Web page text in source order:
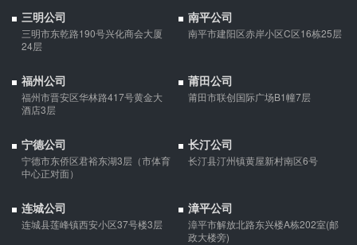
不能证明双方存在借款关系。
债权人就婚姻关系存续期间夫妻一方以个人名义所负债务主张权利
的，应当按夫妻共同债务处理。
三明公司
三明市东乾路190号兴化商会大厦
24层
南平公司
南平市建阳区赤岸小区C区16栋25层
福州公司
福州市晋安区华林路417号黄金大
酒店3层
莆田公司
莆田市联创国际广场B1幢7层
宁德公司
宁德市东侨区君裕东湖3层（市体育
中心正对面）
长汀公司
长汀县汀州镇黄屋新村南区6号
连城公司
连城县莲峰镇西安小区37号楼3层
漳平公司
漳平市解放北路东兴楼A栋202室(邮
政大楼旁)